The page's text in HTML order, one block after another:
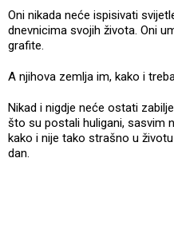
Oni nikada neće ispisivati
dnevnicima svojih života. Oni
grafite.
A njihova zemlja im, kako i
Nikad i nigdje neće ostati
što su postali huligani, sasvim
kako i nije tako strašno u
dan.